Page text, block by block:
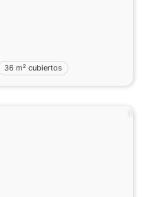
36 m² cubiertos